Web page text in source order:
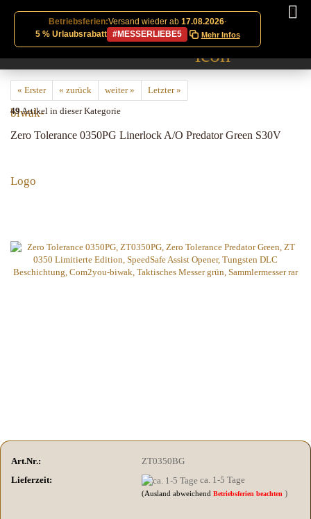
Betriebsferien:Versand wieder ab 17.08.2026·
5 % Urlaubsrabatt
#MESSERLIEBE5 Mehr Infos
« Erster « zurück weiter »
Letzter »
49Artikel in dieser Kategorie
Zero Tolerance 0350PG Linerlock A/O Predator Green S30V
Art.Nr.:
ZT0350BG
Lieferzeit:
ca. 1-5 Tage
(Ausland abweichendBetriebsferien beachten )